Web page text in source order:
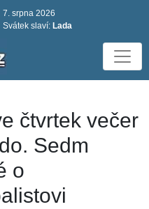
7. srpna 2026
Svátek slaví: Lada
čtvrtek večer
Sedm
o